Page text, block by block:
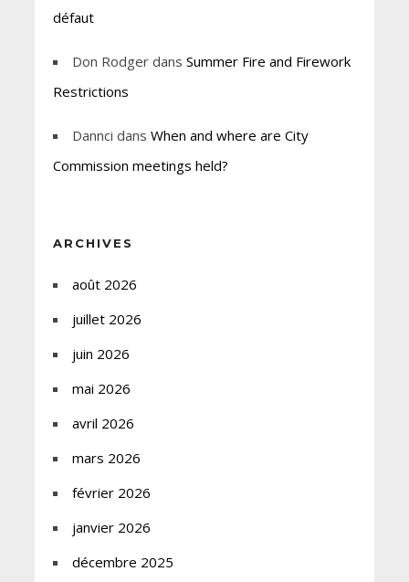
défaut
Don Rodgerdans Summer Fire and Firework
Restrictions
Dannci dans When and where are City
Commission meetings held?
ARCHIVES
août 2026
juillet 2026
juin 2026
mai 2026
avril 2026
mars 2026
février 2026
janvier 2026
décembre 2025